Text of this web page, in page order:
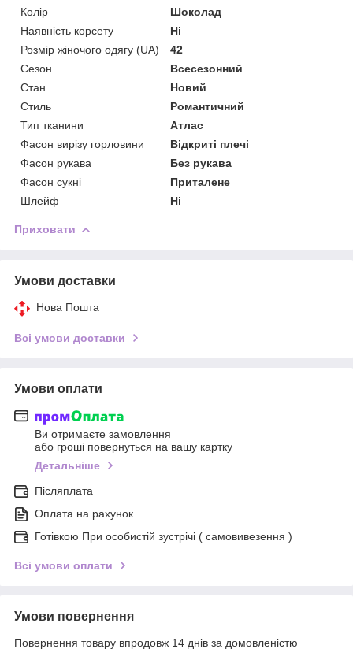
Колір
Шоколад
Наявність корсету
Ні
Розмір жіночого одягу (UA)
42
Сезон
Всесезонний
Стан
Новий
Стиль
Романтичний
Тип тканини
Атлас
Фасон вирізу горловини
Відкриті плечі
Фасон рукава
Без рукава
Фасон сукні
Приталене
Шлейф
Ні
Приховати
Умови доставки
Нова Пошта
Всі умови доставки
Умови оплати
Ви отримаєте замовлення
або гроші повернуться на вашу картку
Детальніше
Післяплата
Оплата на рахунок
Готівкою При особистій зустрічі ( самовивезення )
Всі умови оплати
Умови повернення
Повернення товару впродовж 14 днів за домовленістю